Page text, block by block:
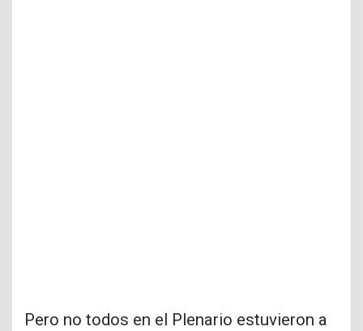
Pero no todos en el Plenario estuvieron a